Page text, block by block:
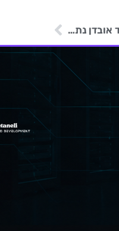
האם המידע שלך באמת מוגן? הסיכונים, ההשלכות וההגנה כנגד אובדן נתונים.